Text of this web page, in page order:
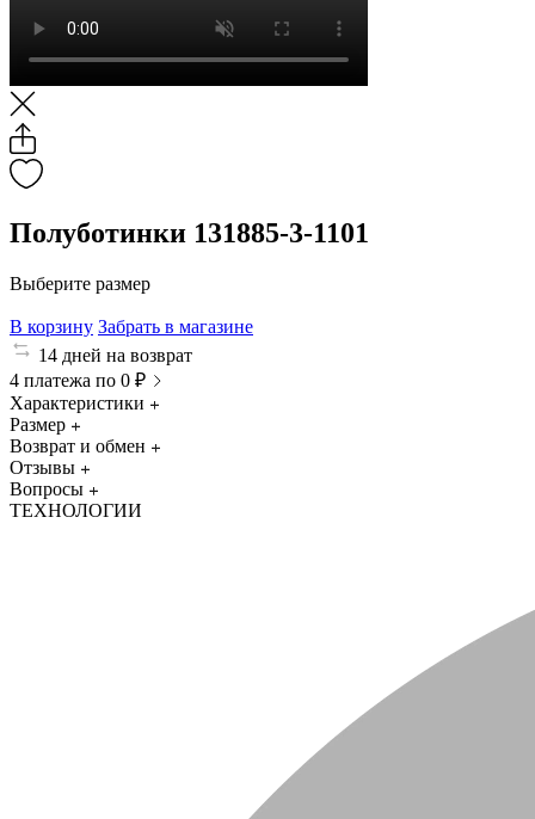
Полуботинки 131885-3-1101
Выберите размер
В корзину Забрать в магазине
14 дней на возврат
4 платежа по 0 ₽
Характеристики
Размер
Возврат и обмен
Отзывы
Вопросы
ТЕХНОЛОГИИ